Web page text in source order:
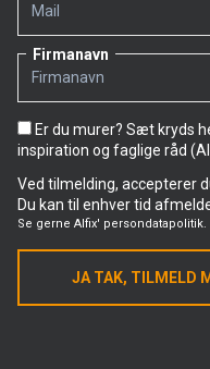
Firmanavn
Er du murer? Sæt kryds
inspiration og faglige råd
Ved tilmelding, accepterer
Du kan til enhver tid
Se gerne Alfix' persondatapolitik.
JA TAK, TILMELD